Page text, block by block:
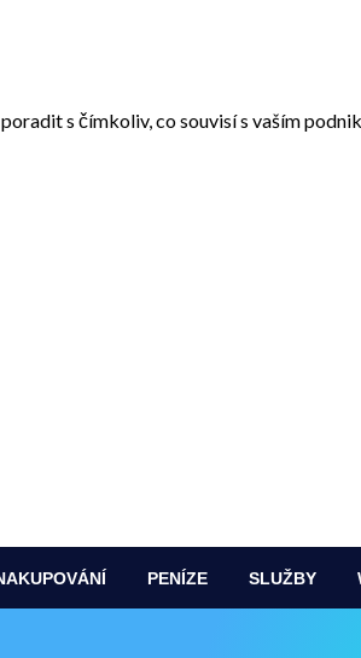
s čímkoliv, co souvisí s vaším
PENÍZE SLUŽBY